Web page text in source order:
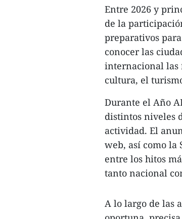
Entre 2026 y
de la
preparativos
conocer las
internacional las
cultura, el
Durante el Año
distintos niveles
actividad. El
web, así como la
entre los hitos
tanto nacional
A lo largo de las